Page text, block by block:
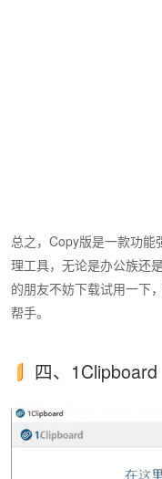
总之，Copy版是一款功能
理工具，无论是办公族还
的朋友不妨下载试用一下
帮手。
四、1Clipboard